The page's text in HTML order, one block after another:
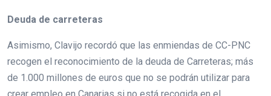
Deuda de carreteras
Asimismo, Clavijo recordó que las enmiendas de CC-PNC
recogen el reconocimiento de la deuda de Carreteras; más
de 1.000 millones de euros que no se podrán utilizar para